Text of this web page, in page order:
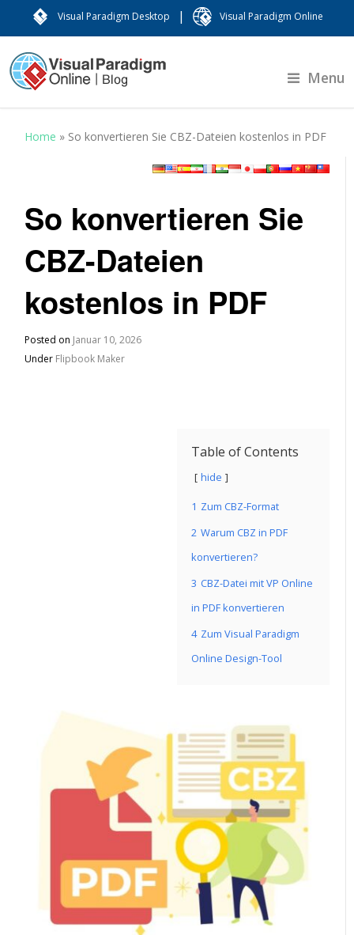
Visual Paradigm Desktop | Visual Paradigm Online
Menu
Home » So konvertieren Sie CBZ-Dateien kostenlos in PDF
So konvertieren Sie
CBZ-Dateien
kostenlos in PDF
Posted on Januar 10, 2026
Under Flipbook Maker
Table of Contents
hide
1 Zum CBZ-Format
2 Warum CBZ in PDF
konvertieren?
3 CBZ-Datei mit VP Online
in PDF konvertieren
4 Zum Visual Paradigm
Online Design-Tool